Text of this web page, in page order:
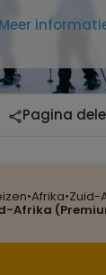
•Afrika•Zuid-
Afrika
Meer
Pagina
oog voor
mét